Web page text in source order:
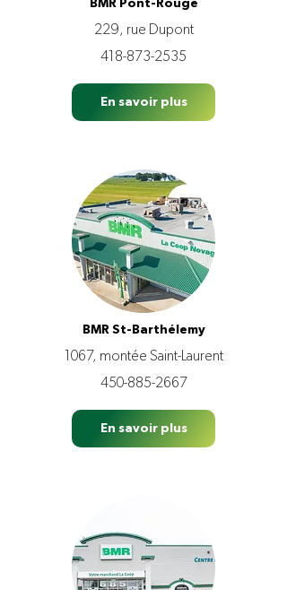
BMR Pont-Rouge
229, rue Dupont
418-873-2535
En savoir plus
BMR St-Barthélemy
1067, montée Saint-Laurent
450-885-2667
En savoir plus